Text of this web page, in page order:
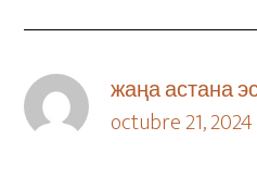
жаңа астана
octubre 21,